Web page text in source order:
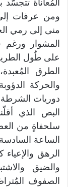
المُعاناة
ومن عرفات
منى إلى رمي
المشوار
على طُول
الطرق
والحركة
دوريات
البص الذي
سلحفاةٍ من
الساعة
الرهق
والضيق
الصفوف